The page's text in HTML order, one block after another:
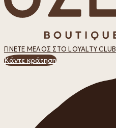
ΓΊΝΕΤΕ ΜΈΛΟΣ ΣΤΟ LOYALTY CLUB
Κάντε κράτηση